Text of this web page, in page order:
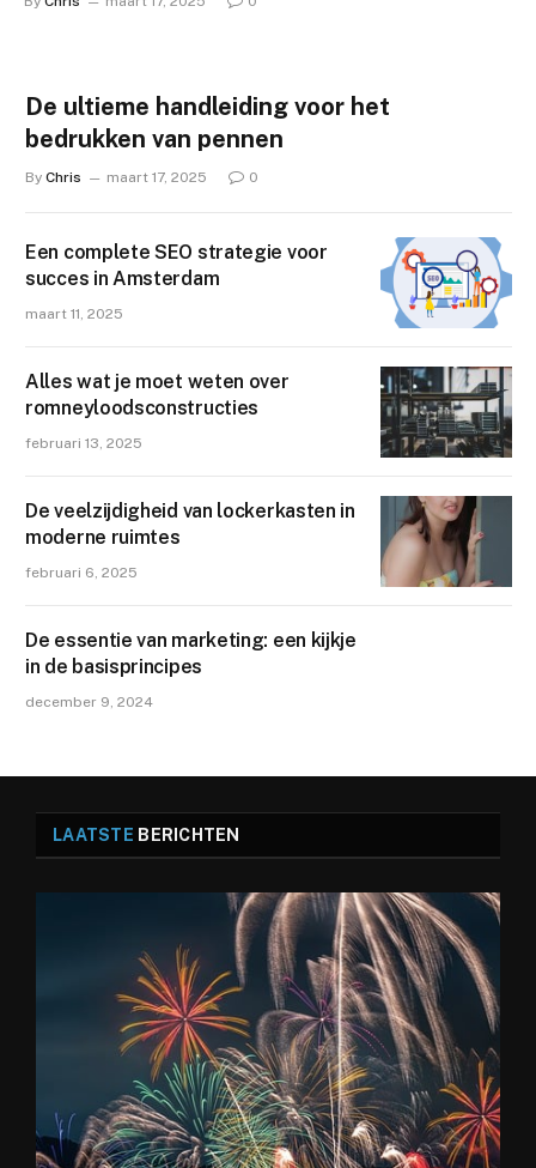
De ultieme handleiding voor het
bedrukken van pennen
By Chris maart 17, 2025 0
Een complete SEO strategie voor
succes in Amsterdam
maart 11, 2025
Alles wat je moet weten over
romneyloodsconstructies
februari 13, 2025
De veelzijdigheid van lockerkasten in
moderne ruimtes
februari 6, 2025
De essentie van marketing: een kijkje
in de basisprincipes
december 9, 2024
LAATSTE BERICHTEN